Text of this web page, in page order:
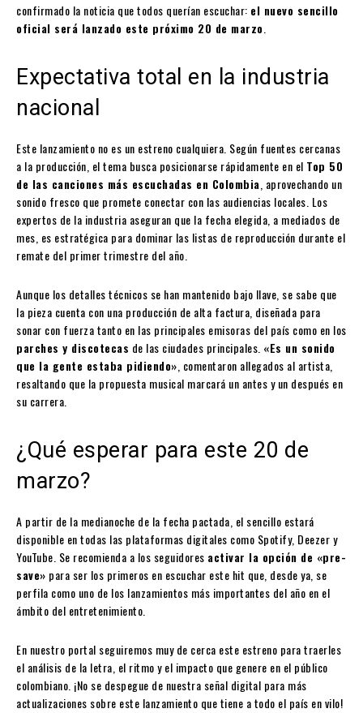
confirmado la noticia que todos querían escuchar: el nuevo sencillo
oficial será lanzado este próximo 20 de marzo
Expectativa total en la industria
nacional
Este lanzamiento no es un estreno cualquiera. Según fuentes cercanas
a la producción, el tema busca posicionarse rápidamente en el Top 50
de las canciones más escuchadas en Colombia , aprovechando un
sonido fresco que promete conectar con las audiencias locales. Los
expertos de la industria aseguran que la fecha elegida, a mediados de
mes, es estratégica para dominar las listas de reproducción durante el
remate del primer trimestre del año.
Aunque los detalles técnicos se han mantenido bajo llave, se sabe que
la pieza cuenta con una producción de alta factura, diseñada para
sonar con fuerza tanto en las principales emisoras del país como en los
parches y discotecas de las ciudades principales. «Es un sonido
que la gente estaba pidiendo» , comentaron allegados al artista,
resaltando que la propuesta musical marcará un antes y un después en
su carrera.
¿Qué esperar para este 20 de
marzo?
A partir de la medianoche de la fecha pactada, el sencillo estará
disponible en todas las plataformas digitales como Spotify, Deezer y
YouTube. Se recomienda a los seguidores activar la opción de «pre-
save» para ser los primeros en escuchar este hit que, desde ya, se
perfila como uno de los lanzamientos más importantes del año en el
ámbito del entretenimiento.
En nuestro portal seguiremos muy de cerca este estreno para traerles
el análisis de la letra, el ritmo y el impacto que genere en el público
colombiano. ¡No se despegue de nuestra señal digital para más
actualizaciones sobre este lanzamiento que tiene a todo el país en vilo!